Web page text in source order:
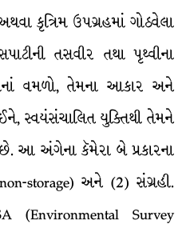
કૃત્રિમ ઉપગ્રહમાં ગોઠવેલા
તસવીર તથા પૃથ્વીના
વમળો, તેમના આકાર અને
સ્વયંસંચાલિત યુક્તિથી તેમને
આ અંગેના કૅમેરા બે પ્રકારના
storage) અને (2) સંગ્રહી.
(Environmental Survey